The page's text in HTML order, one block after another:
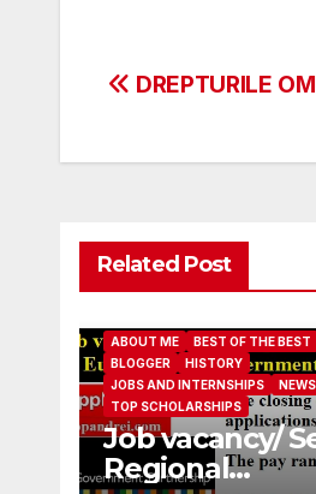
Post
DREPTURILE
Related Post
ABOUT ME
BEST OF THE BEST
BLOGGER
HISTORY
JOBS AND INTERNSHIPS
NEWS
TOP SCHOLARSHIPS
Job vacancy/
Regional